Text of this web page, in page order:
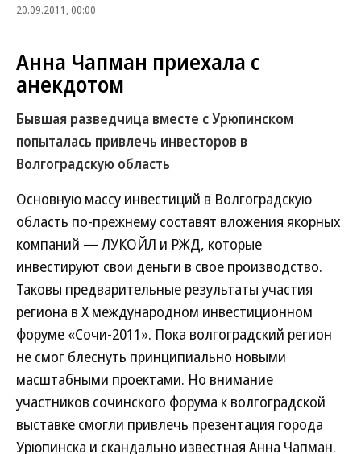
20.09.2011, 00:00
Анна Чапман приехала с
анекдотом
Бывшая разведчица вместе с Урюпинском
попыталась привлечь инвесторов в
Волгоградскую область
Основную массу инвестиций в Волгоградскую
область по-прежнему составят вложения якорных
компаний — ЛУКОЙЛ и РЖД, которые
инвестируют свои деньги в свое производство.
Таковы предварительные результаты участия
региона в Х международном инвестиционном
форуме «Сочи-2011». Пока волгоградский регион
не смог блеснуть принципиально новыми
масштабными проектами. Но внимание
участников сочинского форума к волгоградской
выставке смогли привлечь презентация города
Урюпинска и скандально известная Анна Чапман.